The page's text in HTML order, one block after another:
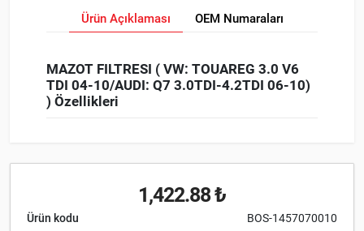
Ürün Açıklaması OEM Numaraları
MAZOT FILTRESI ( VW: TOUAREG 3.0 V6
TDI 04-10/AUDI: Q7 3.0TDI-4.2TDI 06-10)
) Özellikleri
1,422.88 ₺
Ürün kodu BOS-1457070010